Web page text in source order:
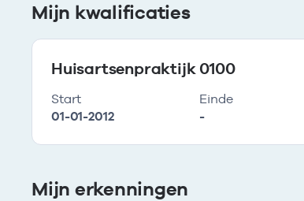
Mijn kwalificaties
Huisartsenpraktijk 0100
Start
01-01-2012
Einde
-
Mijn erkenningen